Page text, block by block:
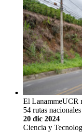
El LanammeUCR
54 rutas
20 dic 2024
Ciencia y